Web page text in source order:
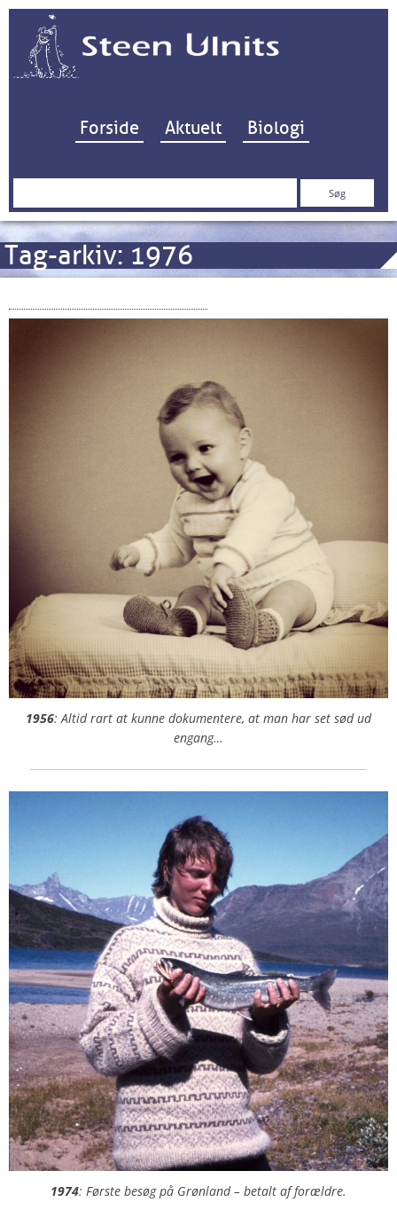
Hop til indhold
Forside Aktuelt Biologi
Søg
Tag-arkiv: 1976
1956: Altid rart at kunne dokumentere, at man har set sød ud
engang…
1974: Første besøg på Grønland – betalt af forældre.